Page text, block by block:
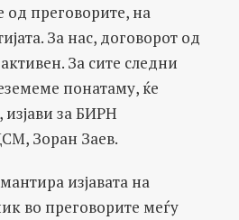
од преговорите, на
За нас, договорот од
За сите следни
понатаму, ќе
за БИРН
Зоран Заев.
изјавата на
во преговорите меѓу